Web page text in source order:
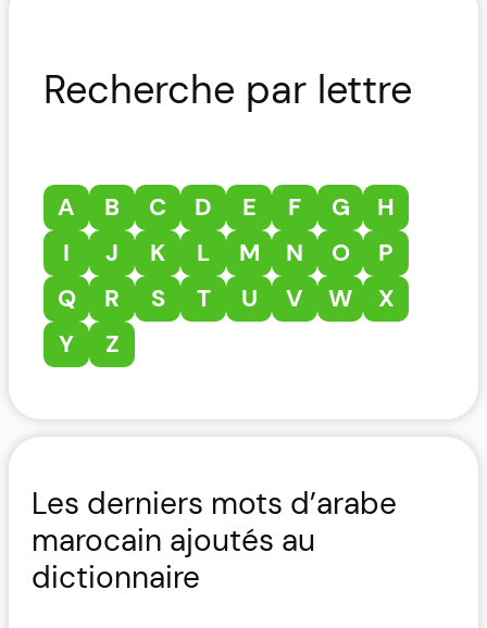
Recherche par lettre
A B C D E F G
H
I
J K L M N O
P
Q
R S T U V W
X
Y
Z
Les derniers mots d’arabe
marocain ajoutés au
dictionnaire